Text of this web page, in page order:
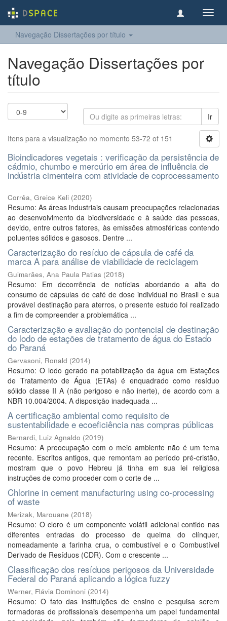
Navegação Dissertações por título
Navegação Dissertações por
título
Ir
Itens para a visualização no momento 53-72 of 151
Bioindicadores vegetais : verificação da persistência de
cádmio, chumbo e mercúrio em área de influência de
indústria cimenteira com atividade de coprocessamento
Corrêa, Greice Keli (2020)
Resumo: As áreas industriais causam preocupações relacionadas
ao desenvolvimento da biodiversidade e à saúde das pessoas,
devido, entre outros fatores, às emissões atmosféricas contendo
poluentes sólidos e gasosos. Dentre ...
Caracterização do resíduo de cápsula de café da
marca A para análise de viabilidade de reciclagem
Guimarães, Ana Paula Patias (2018)
Resumo: Em decorrência de notícias abordando a alta do
consumo de cápsulas de café de dose individual no Brasil e sua
provável destinação para aterros, o presente estudo foi realizado
a fim de compreender a problemática ...
Caracterização e avaliação do pontencial de destinação
do lodo de estações de tratamento de água do Estado
do Paraná
Gervasoni, Ronald (2014)
Resumo: O lodo gerado na potabilização da água em Estações
de Tratamento de Água (ETAs) é enquadrado como resíduo
sólido classe II A (não perigoso e não inerte), de acordo com a
NBR 10.004/2004. A disposição inadequada ...
A certificação ambiental como requisito de
sustentabilidade e ecoeficiência nas compras públicas
Bernardi, Luiz Agnaldo (2019)
Resumo: A preocupação com o meio ambiente não é um tema
recente. Escritos antigos, que remontam ao período pré-cristão,
mostram que o povo Hebreu já tinha em sua lei religiosa
instruções de como proceder com o corte de ...
Chlorine in cement manufacturing using co-processing
of waste
Merizak, Marouane (2018)
Resumo: O cloro é um componente volátil adicional contido nas
diferentes entradas do processo de queima do clínquer,
nomeadamente a farinha crua, o combustível e o Combustível
Derivado de Resíduos (CDR). Com o crescente ...
Classificação dos resíduos perigosos da Universidade
Federal do Paraná aplicando a lógica fuzzy
Werner, Flávia Dominoni (2014)
Resumo: O fato das instituições de ensino e pesquisa serem
formadoras de profissionais desempenha um papel fundamental